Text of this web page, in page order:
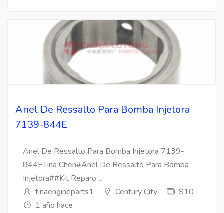
Anel De Ressalto Para Bomba Injetora
7139-844E
Anel De Ressalto Para Bomba Injetora 7139-
844ETina Chen#Anel De Ressalto Para Bomba
Injetora##Kit Reparo ...
tinaengineparts1
Century City
$10
1 año hace